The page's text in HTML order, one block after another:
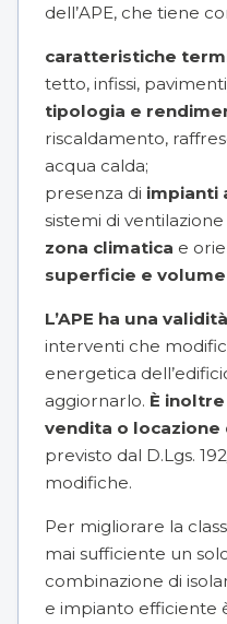
dell’APE, che tiene
caratteristiche
tetto, infissi,
tipologia e
riscaldamento,
acqua calda;
presenza di impianti
sistemi di
zona climatica e
superficie e
L’APE ha una
interventi che
energetica
aggiornarlo. È
vendita o locazione
previsto dal D.Lgs.
modifiche.
Per migliorare la
mai sufficiente un
combinazione di
e impianto efficiente